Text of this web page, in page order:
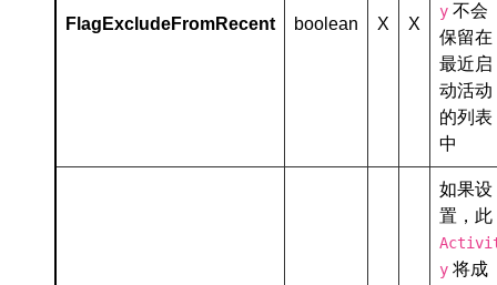
FlagExcludeFromRecent boolean X X
y不会
保留在
最近启
动活动
的列表
中
如果设
置，此
y将成